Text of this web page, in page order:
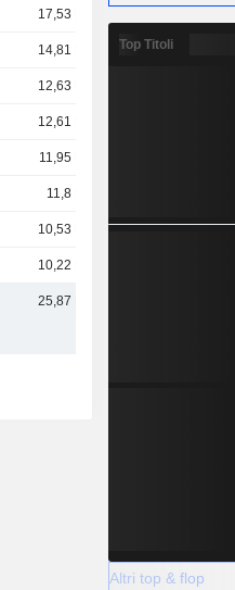
17,53 Mrd
14,81 Mrd
12,63 Mrd
12,61 Mrd
11,95 Mrd
11,8 Mrd
10,53 Mrd
10,22 Mrd
25,87 Mrd
Top Titoli
Altri top & flop